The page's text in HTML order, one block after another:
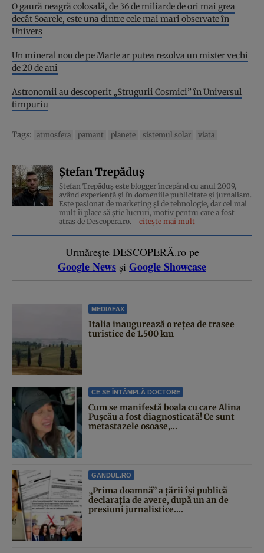
O gaură neagră colosală, de 36 de miliarde de ori mai grea
decât Soarele, este una dintre cele mai mari observate în
Univers
Un mineral nou de pe Marte ar putea rezolva un mister vechi
de 20 de ani
Astronomii au descoperit „Strugurii Cosmici” în Universul
timpuriu
Tags: atmosfera pamant planete sistemul solar viata
Ștefan Trepăduș
Ștefan Trepăduș este blogger începând cu anul 2009,
având experiență și în domeniile publicitate și jurnalism.
Este pasionat de marketing și de tehnologie, dar cel mai
mult îi place să știe lucruri, motiv pentru care a fost
atras de Descopera.ro.
citește mai mult
Urmărește DESCOPERĂ.ro pe
Google News și Google Showcase
MEDIAFAX
Italia inaugurează o rețea de trasee
turistice de 1.500 km
CE SE ÎNTÂMPLĂ DOCTORE
Cum se manifestă boala cu care Alina
Pușcău a fost diagnosticată! Ce sunt
metastazele osoase,...
GANDUL.RO
„Prima doamnă” a țării își publică
declarația de avere, după un an de
presiuni jurnalistice....